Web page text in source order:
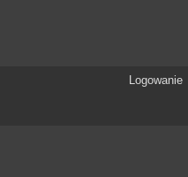
Logowanie